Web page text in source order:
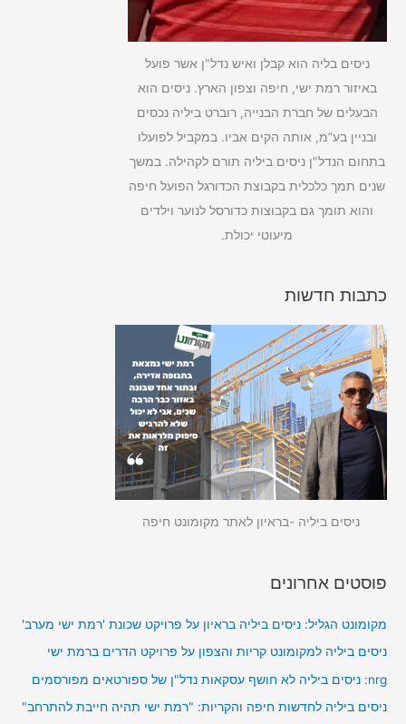
ניסים בליה הוא קבלן ואיש נדל"ן אשר פועל
באיזור רמת ישי, חיפה וצפון הארץ. ניסים הוא
הבעלים של חברת הבנייה, רוברט ביליה נכסים
ובניין בע”מ, אותה הקים אביו. במקביל לפועלו
בתחום הנדל"ן ניסים ביליה תורם לקהילה. במשך
שנים תמך כלכלית בקבוצת הכדורגל הפועל חיפה
והוא תומך גם בקבוצות כדורסל לנוער וילדים
מיעוטי יכולת.
כתבות חדשות
ניסים ביליה -בראיון לאתר מקומונט חיפה
פוסטים אחרונים
מקומונט הגליל: ניסים ביליה בראיון על פרויקט שכונת 'רמת ישי מערב'
ניסים ביליה למקומונט קריות והצפון על פרויקט הדרים ברמת ישי
nrg: ניסים ביליה לא חושף עסקאות נדל"ן של ספורטאים מפורסמים
ניסים ביליה לחדשות חיפה והקריות: "רמת ישי תהיה חייבת להתרחב"